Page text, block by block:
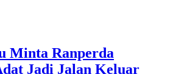
Minta Ranperda
Jadi Jalan Keluar